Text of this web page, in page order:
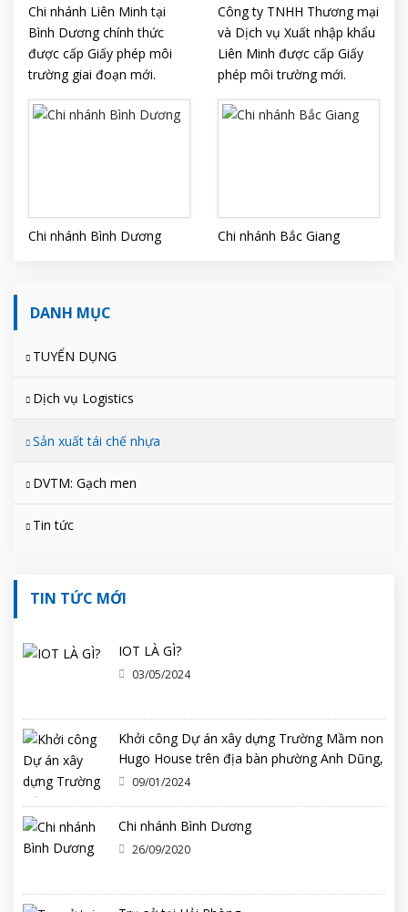
Chi nhánh Liên Minh tại
Bình Dương chính thức
được cấp Giấy phép môi
trường giai đoạn mới.
Công ty TNHH Thương mại
và Dịch vụ Xuất nhập khẩu
Liên Minh được cấp Giấy
phép môi trường mới.
Chi nhánh Bình Dương Chi nhánh Bắc Giang
DANH MỤC
TUYỂN DỤNG
Dịch vụ Logistics
Sản xuất tái chế nhựa
DVTM: Gạch men
Tin tức
TIN TỨC MỚI
IOT LÀ GÌ?
03/05/2024
Khởi công Dự án xây dựng Trường Mầm non
Hugo House trên địa bàn phường Anh Dũng,
quận Dương Kinh
09/01/2024
Chi nhánh Bình Dương
26/09/2020